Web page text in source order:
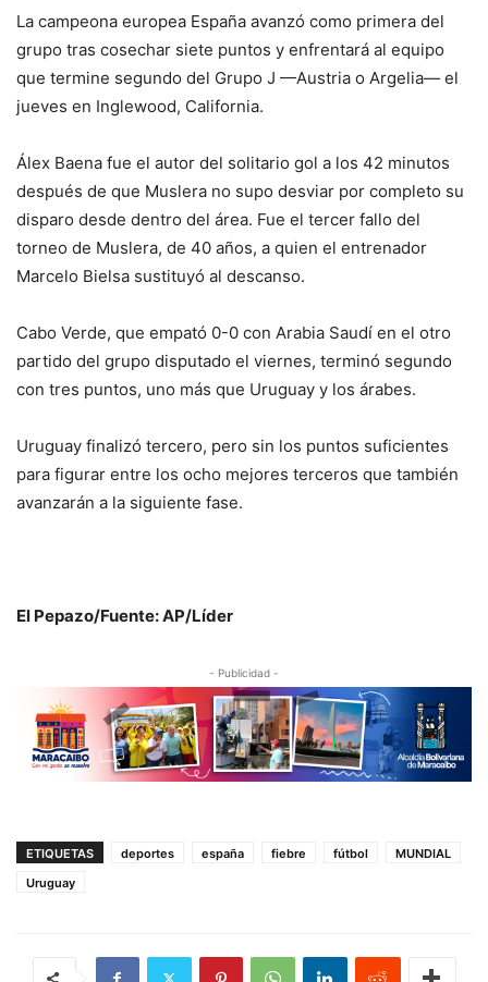
La campeona europea España avanzó como primera del
grupo tras cosechar siete puntos y enfrentará al equipo
que termine segundo del Grupo J —Austria o Argelia— el
jueves en Inglewood, California.
Álex Baena fue el autor del solitario gol a los 42 minutos
después de que Muslera no supo desviar por completo su
disparo desde dentro del área. Fue el tercer fallo del
torneo de Muslera, de 40 años, a quien el entrenador
Marcelo Bielsa sustituyó al descanso.
Cabo Verde, que empató 0-0 con Arabia Saudí en el otro
partido del grupo disputado el viernes, terminó segundo
con tres puntos, uno más que Uruguay y los árabes.
Uruguay finalizó tercero, pero sin los puntos suficientes
para figurar entre los ocho mejores terceros que también
avanzarán a la siguiente fase.
El Pepazo/Fuente: AP/Líder
- Publicidad -
ETIQUETAS deportes españa fiebre fútbol
MUNDIAL
Uruguay